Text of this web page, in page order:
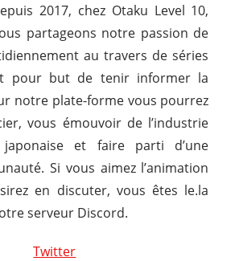
2017, chez Otaku Level 10,
partageons notre passion de
au travers de séries
pour but de tenir informer la
notre plate-forme vous pourrez
vous émouvoir de l’industrie
japonaise et faire parti d’une
Si vous aimez l’animation
en discuter, vous êtes le.la
serveur Discord.
Twitter